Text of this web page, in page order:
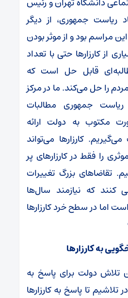
ریاست جمهوری، از دیگر
مراسم بود و از موثر بودن
از کارزارها حتی با تعداد
قابل حل است که
را حل می‌کند. ما در مرکز
ریاست جمهوری مطالبات
مکتوب به دولت ارائه
کارزارها می‌تواند
را فقط در کارزارهای پر
تقاضاهای بزرگ تغییرات
کنند که نیازمند سال‌ها
اما در سطح خرد کارزارها
به کارزارها
تلاش دولت برای پاسخ به
تلاشیم تا پاسخ به کارزارها